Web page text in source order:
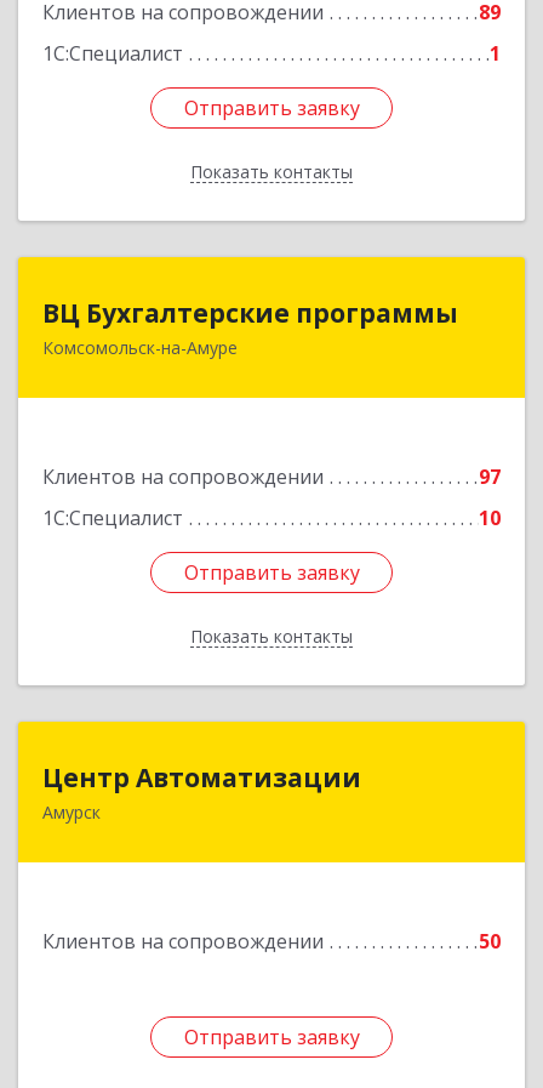
Клиентов на сопровождении
89
1С:Специалист
1
Отправить заявку
Показать контакты
Подробнее
Отправить заявку
Назад
ВЦ Бухгалтерские программы
Комсомольск-на-Амуре
Клиентов на сопровождении
97
1С:Специалист
10
Отправить заявку
Показать контакты
681000, Хабаровский край, Комсомольск-на-
Отправить заявку
Назад
Центр Автоматизации
Амурск
Клиентов на сопровождении 50
Отправить заявку
682640, Хабаровский край, Амурск г, Мира пр-
Отправить заявку